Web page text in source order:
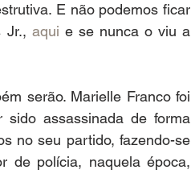
E não podemos ficar
Jr., aqui e se nunca o viu a
serão. Marielle Franco foi
assassinada de forma
no seu partido, fazendo-se
de polícia, naquela época,